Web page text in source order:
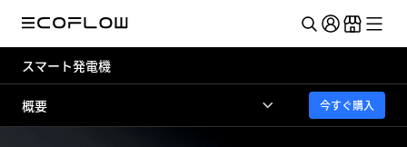
スマート発電機
概要 今すぐ購入